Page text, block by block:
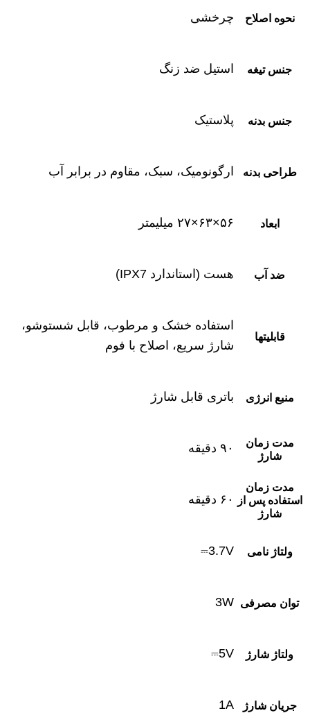
نحوه اصلاح چرخشی
جنس تیغه استیل ضد زنگ
جنس بدنه پلاستیک
طراحی بدنه ارگونومیک، سبک، مقاوم در برابر آب
ابعاد ۵۶×۶۳×۲۷ میلیمتر
ضد آب هست (استاندارد IPX7)
قابلیتها
استفاده خشک و مرطوب، قابل شستوشو،
شارژ سریع، اصلاح با فوم
منبع انرژی باتری قابل شارژ
مدت زمان
شارژ
۹۰ دقیقه
مدت زمان
استفاده پس از
شارژ
۶۰ دقیقه
ولتاژ نامی 3.7V⎓
توان مصرفی 3W
ولتاژ شارژ 5V⎓
جریان شارژ 1A